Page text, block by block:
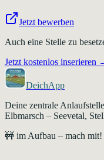
Jetzt bewerben
Auch eine Stelle zu
Jetzt kostenlos inserieren
DeichApp
Deine zentrale
Elbmarsch – Seevetal,
🚧 im Aufbau – mach mit!